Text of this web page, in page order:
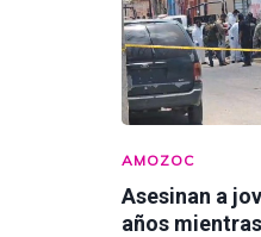
AMOZOC
Asesinan a
años